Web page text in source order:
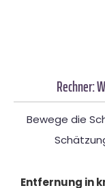
Rechner:
Bewege die
Entfernung in